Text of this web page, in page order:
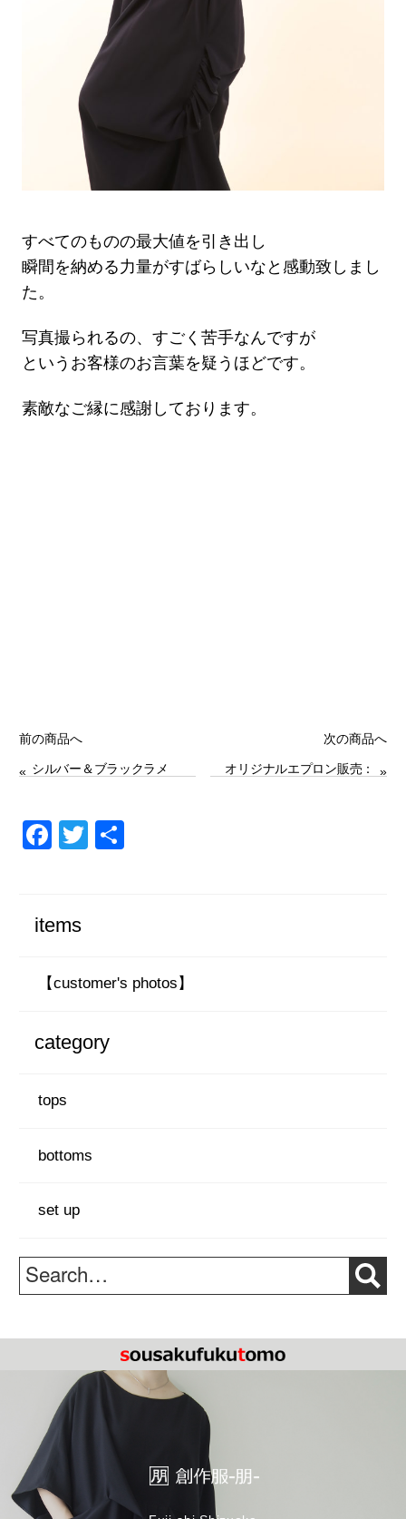
すべてのものの最大値を引き出し
瞬間を納める力量がすばらしいなと感動致しまし
た。
写真撮られるの、すごく苦手なんですが
というお客様のお言葉を疑うほどです。
素敵なご縁に感謝しております。
前の商品へ
« シルバー＆ブラックラメ
次の商品へ
オリジナルエプロン販売：
»
F
e
o
k
T
items
【customer's photos】
category
tops
bottoms
set up